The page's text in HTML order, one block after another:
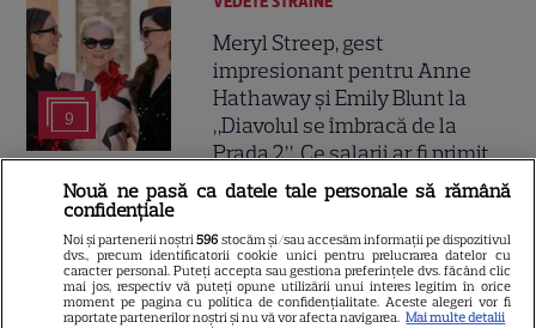
9
Meryl Streep, gest
impresionant pentru Anne
Hathaway și Emily Blunt la
„Diavolul se îmbracă de la
Prada 2”. Ce salarii ar fi primit
actrițele
VEDETE STRĂINE
Tom Holland, decizie radicală
pentru noul său film! Ce
Nouă ne pasă ca datele tale personale să rămână
confidențiale
Noi și partenerii noștri596 stocăm și/sau accesăm informații pe dispozitivul
dvs., precum identificatorii cookie unici pentru prelucrarea datelor cu
caracter personal. Puteți accepta sau gestiona preferințele dvs. făcând clic
mai jos, respectiv vă puteți opune utilizării unui interes legitim în orice
moment pe pagina cu politica de confidențialitate. Aceste alegeri vor fi
raportate partenerilor noștri și nu vă vor afecta navigarea. Mai multe detalii